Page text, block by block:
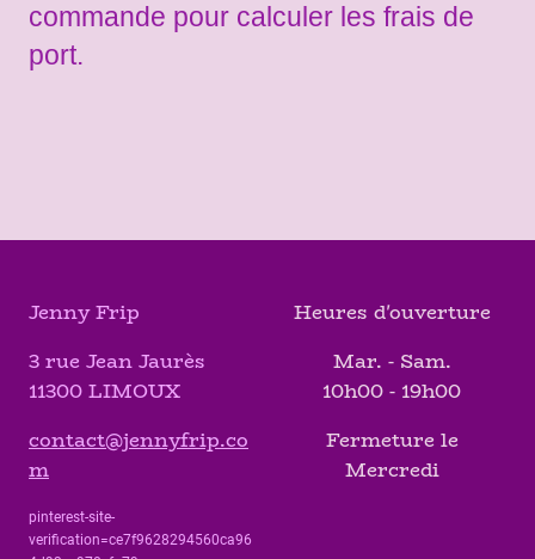
commande pour calculer les frais de
port.
Jenny Frip
3 rue Jean Jaurès
11300 LIMOUX
contact@jennyfrip.co
m
pinterest-site-
verification=ce7f9628294560ca96
Heures d'ouverture
Mar. - Sam.
10h00 - 19h00
Fermeture le
Mercredi